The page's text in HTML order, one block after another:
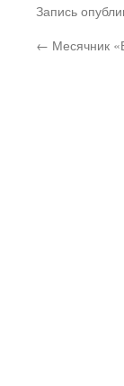
Запись
← Месячник